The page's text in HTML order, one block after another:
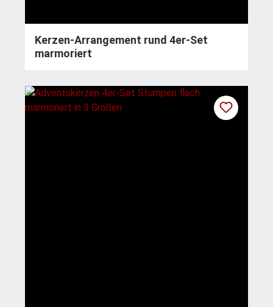
Kerzen-Arrangement rund 4er-Set
marmoriert